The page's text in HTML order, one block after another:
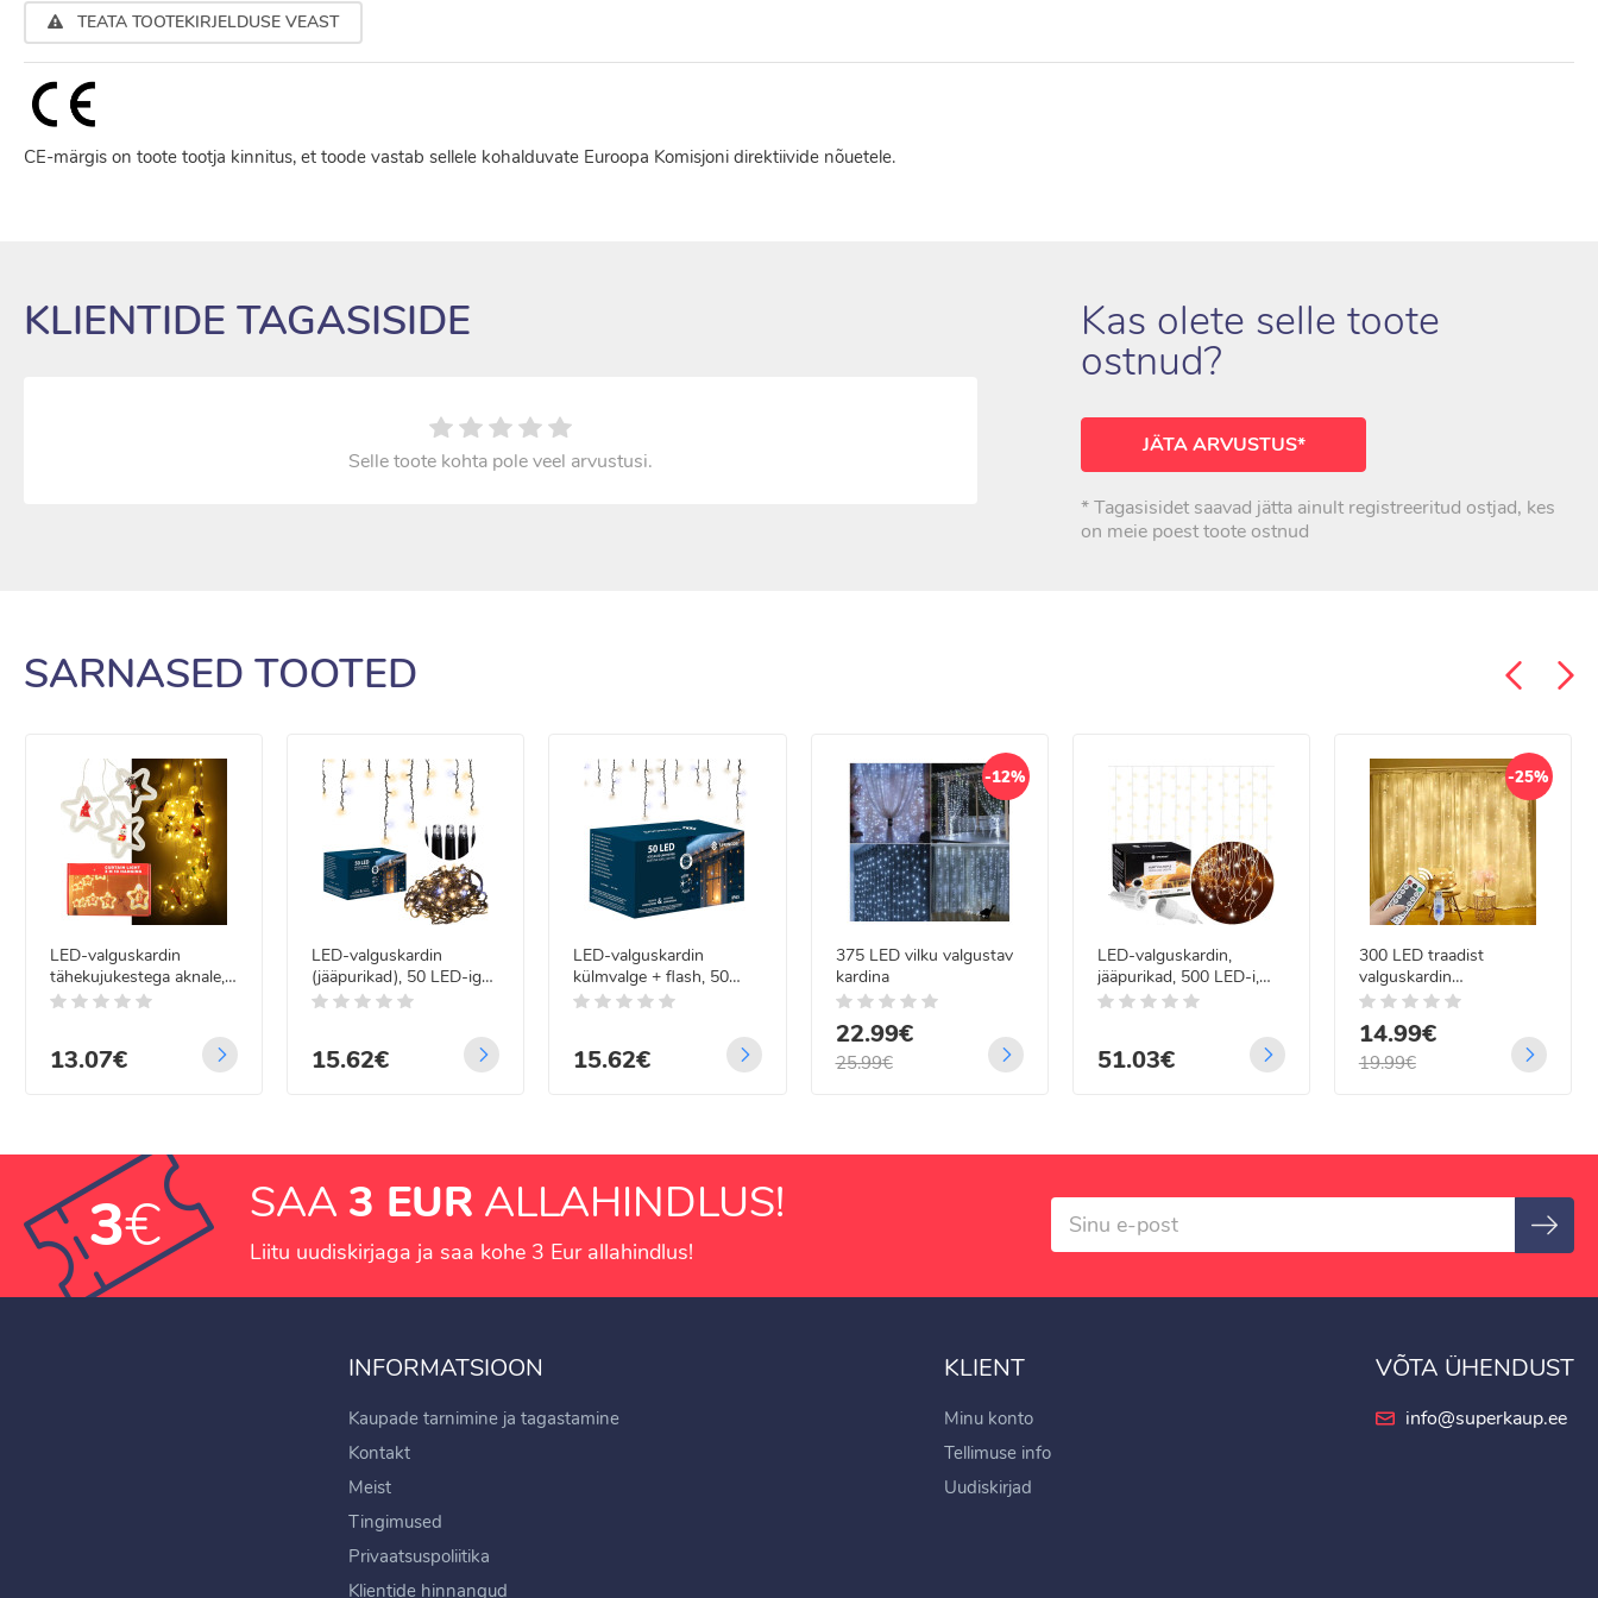
TEATA TOOTEKIRJELDUSE VEAST
CE-märgis on toote tootja kinnitus, et toode vastab sellele kohalduvate Euroopa Komisjoni direktiivide nõuetele.
KLIENTIDE TAGASISIDE
Selle toote kohta pole veel arvustusi.
Kas olete selle toote
ostnud?
JÄTA ARVUSTUS*
* Tagasisidet saavad jätta ainult registreeritud ostjad, kes
on meie poest toote ostnud
SARNASED TOOTED
LED-valguskardin
tähekujukestega aknale,
jõuludekoratsioon, 125
13.07€
LED-valguskardin
(jääpurikad), 50 LED-iga,
Springos CL1239
15.62€
LED-valguskardin
külmvalge + flash, 50
LED-i, Springos CL1240,
15.62€
-12%
375 LED vilku valgustav
kardina
22.99€
25.99€
LED-valguskardin,
jääpurikad, 500 LED-i,
sise- ja
valge ja vilkuv külm valge,
Springos CL0517
51.03€
-25%
300 LED traadist
valguskardin
kaugjuhtimisega 3x3 m
14.99€
19.99€
3€ SAA 3 EUR ALLAHINDLUS!
Liitu uudiskirjaga ja saa kohe 3 Eur allahindlus!
INFORMATSIOON
Kaupade tarnimine ja tagastamine
Kontakt
Meist
Tingimused
Privaatsuspoliitika
Klientide hinnangud
KLIENT
Minu konto
Tellimuse info
Uudiskirjad
VÕTA ÜHENDUST
info@superkaup.ee